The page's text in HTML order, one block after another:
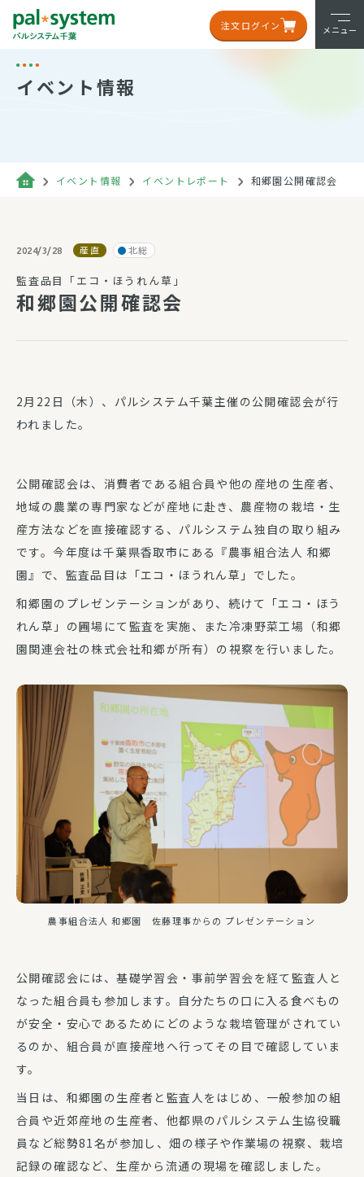
注文ログイン メニュー
イベント情報
イベント情報 イベントレポート 和郷園公開確認会
2024/3/28 産直 北総
監査品目「エコ・ほうれん草」
和郷園公開確認会
2月22日（木）、パルシステム千葉主催の公開確認会が行
われました。
公開確認会は、消費者である組合員や他の産地の生産者、
地域の農業の専門家などが産地に赴き、農産物の栽培・生
産方法などを直接確認する、パルシステム独自の取り組み
です。今年度は千葉県香取市にある『農事組合法人 和郷
園』で、監査品目は「エコ・ほうれん草」でした。
和郷園のプレゼンテーションがあり、続けて「エコ・ほう
れん草」の圃場にて監査を実施、また冷凍野菜工場（和郷
園関連会社の株式会社和郷が所有）の視察を行いました。
農事組合法人 和郷園 佐藤理事からの プレゼンテーション
公開確認会には、基礎学習会・事前学習会を経て監査人と
なった組合員も参加します。自分たちの口に入る食べもの
が安全・安心であるためにどのような栽培管理がされてい
るのか、組合員が直接産地へ行ってその目で確認していま
す。
当日は、和郷園の生産者と監査人をはじめ、一般参加の組
合員や近郊産地の生産者、他都県のパルシステム生協役職
員など総勢81名が参加し、畑の様子や作業場の視察、栽培
記録の確認など、生産から流通の現場を確認しました。